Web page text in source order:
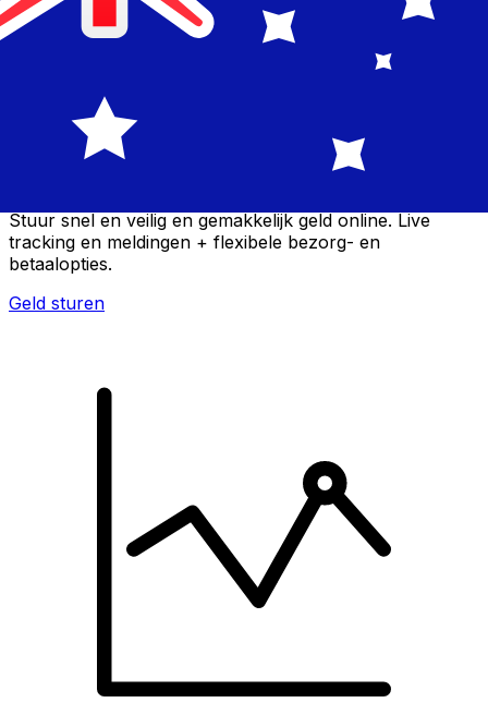
Xe Internationale Geldoverboeking
Stuur snel en veilig en gemakkelijk geld online. Live
tracking en meldingen + flexibele bezorg- en
betaalopties.
Geld sturen